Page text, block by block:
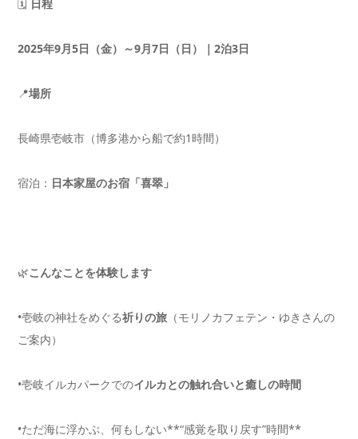
🗓 日程
2025年9月5日（金）～9月7日（日）｜ 2泊3日
📍場所
長崎県壱岐市（博多港から船で約1時間）
宿泊： 日本家屋のお宿「喜翠」
🌿こんなことを体験します
•壱岐の神社をめぐる祈りの旅 （モリノカフェテン・ゆきさんの
ご案内）
•壱岐イルカパークでのイルカとの触れ合いと癒しの時間
•ただ海に浮かぶ、何もしない**“感覚を取り戻す”時間**